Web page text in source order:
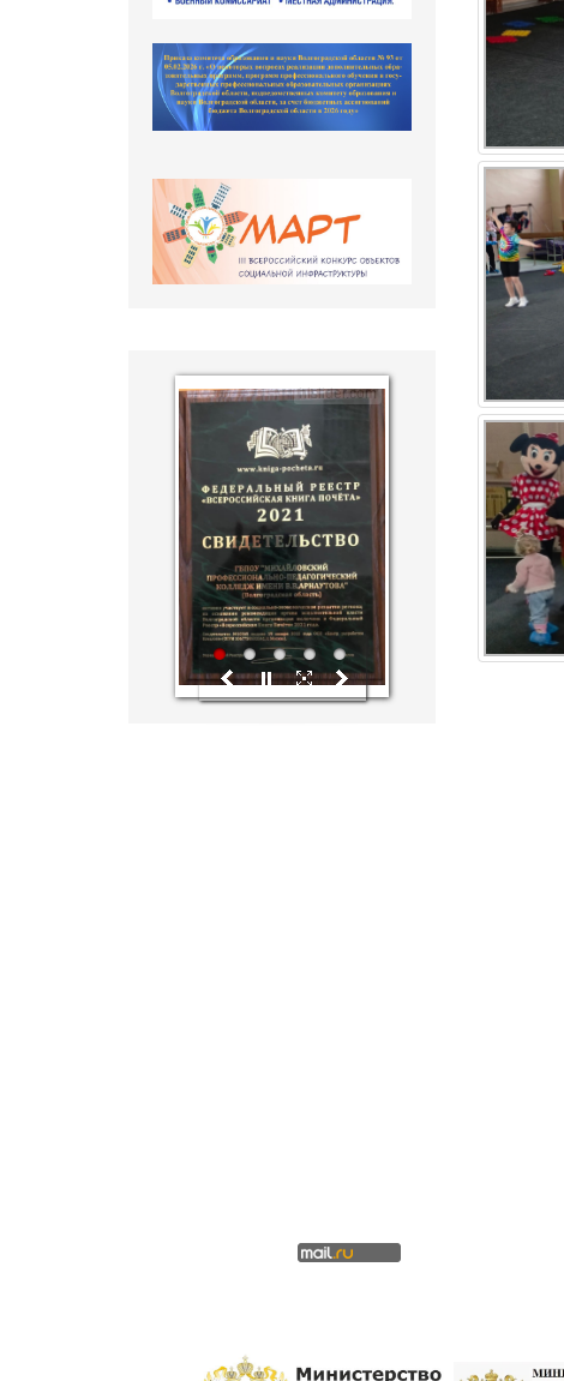
1 2 3 4 5
hislider.com